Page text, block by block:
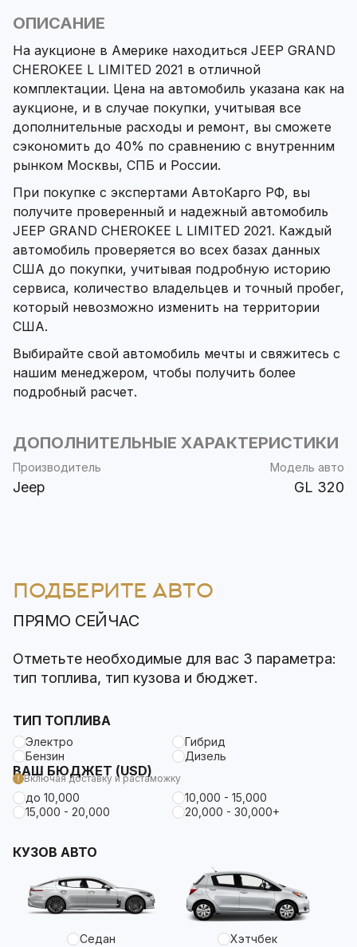
ОПИСАНИЕ
На аукционе в Америке находиться JEEP GRAND
CHEROKEE L LIMITED 2021 в отличной
комплектации. Цена на автомобиль указана как на
аукционе, и в случае покупки, учитывая все
дополнительные расходы и ремонт, вы сможете
сэкономить до 40% по сравнению с внутренним
рынком Москвы, СПБ и России.
При покупке с экспертами АвтоКарго РФ, вы
получите проверенный и надежный автомобиль
JEEP GRAND CHEROKEE L LIMITED 2021. Каждый
автомобиль проверяется во всех базах данных
США до покупки, учитывая подробную историю
сервиса, количество владельцев и точный пробег,
который невозможно изменить на территории
США.
Выбирайте свой автомобиль мечты и свяжитесь с
нашим менеджером, чтобы получить более
подробный расчет.
ДОПОЛНИТЕЛЬНЫЕ ХАРАКТЕРИСТИКИ
Производитель
Jeep
Модель авто
GL 320
ПОДБЕРИТЕ АВТО
ПРЯМО СЕЙЧАС
Отметьте необходимые для вас 3 параметра:
тип топлива, тип кузова и бюджет.
ТИП ТОПЛИВА
Электро
Гибрид
Бензин
Дизель
ВАШ БЮДЖЕТ (USD)
Включая доставку и растаможку
до 10,000
10,000 - 15,000
15,000 - 20,000
20,000 - 30,000+
КУЗОВ АВТО
Седан Хэтчбек